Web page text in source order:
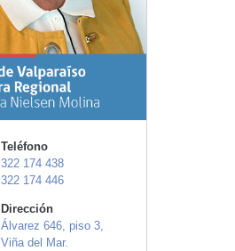
Teléfono
322 174 438
322 174 446
Dirección
Álvarez 646, piso 3,
Viña del Mar.